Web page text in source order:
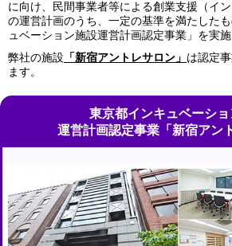
に向け、民間事業者等による創業支援（イ
の運営計画のうち、一定の基準を満たした
ュベーション施設運営計画認定事業」を実施
弊社の施設 「新宿アントレサロン」 は認定
ます。
東京都インキュベーシ
運営計画認定事業「新宿アン